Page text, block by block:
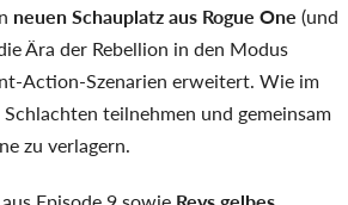
neuen Schauplatz aus Rogue One (und
Ära der Rebellion in den Modus
Action-Szenarien erweitert. Wie im
teilnehmen und gemeinsam
zu verlagern.